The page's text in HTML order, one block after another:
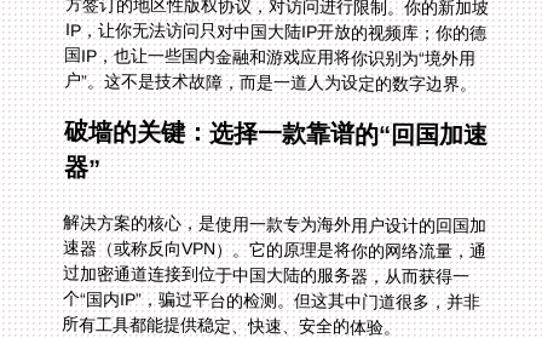
户”。这不是技术故障，而是一道人为设定的数字边界。
破墙的关键：选择一款靠谱的“回国加速
器”
解决方案的核心，是使用一款专为海外用户设计的回国加
速器（或称反向VPN）。它的原理是将你的网络流量，通
过加密通道连接到位于中国大陆的服务器，从而获得一
个“国内IP”，骗过平台的检测。但这其中门道很多，并非
所有工具都能提供稳定、快速、安全的体验。